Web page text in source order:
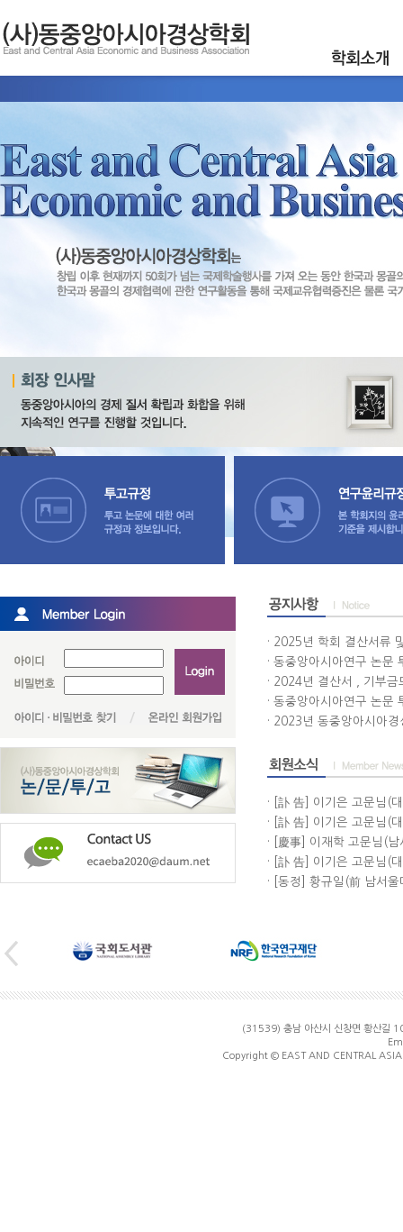
· 2025년 학회 결산서류
· 동중앙아시아연구 논문
· 2024년 결산서 , 기부금
· 동중앙아시아연구 논문
· 2023년 동중앙아시아
· [訃 告] 이기은 고문님(
· [訃 告] 이기은 고문님(
· [慶事] 이재학 고문님(남
· [訃 告] 이기은 고문님(
· [동정] 황규일(前 남서울
(31539) 충남 아산시 신창면 황산
Copyright © EAST AND CENTRAL